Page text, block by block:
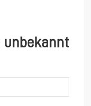
unbekannt